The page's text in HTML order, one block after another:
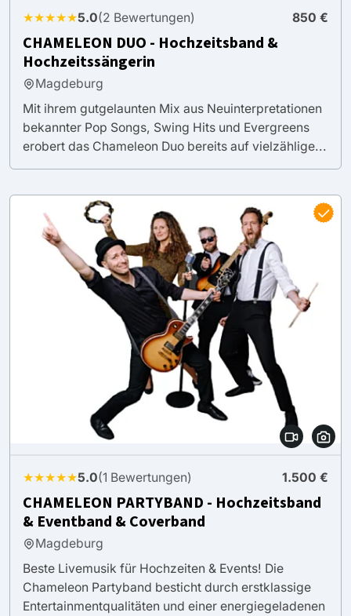
★★★★★5.0(2 Bewertungen) 850 €
CHAMELEON DUO - Hochzeitsband &
Hochzeitssängerin
Magdeburg
Mit ihrem gutgelaunten Mix aus Neuinterpretationen
bekannter Pop Songs, Swing Hits und Evergreens
erobert das Chameleon Duo bereits auf vielzählige...
★★★★★5.0(1 Bewertungen) 1.500 €
CHAMELEON PARTYBAND - Hochzeitsband
& Eventband & Coverband
Magdeburg
Beste Livemusik für Hochzeiten & Events! Die
Chameleon Partyband besticht durch erstklassige
Entertainmentqualitäten und einer energiegeladenen